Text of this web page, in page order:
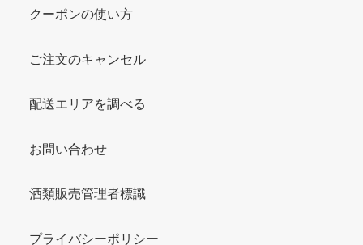
クーポンの使い方
ご注文のキャンセル
配送エリアを調べる
お問い合わせ
酒類販売管理者標識
プライバシーポリシー